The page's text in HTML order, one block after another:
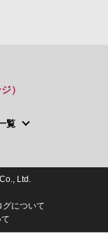
）
覧
Ltd.
について